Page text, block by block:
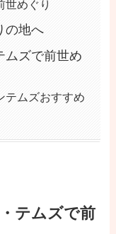
世めぐり
の地へ
ムズで前世め
テムズおすすめ
テムズで前